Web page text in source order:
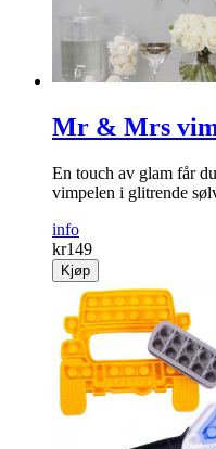
Mr & Mrs
En touch av glam får
vimpelen i glitrende
info
kr149
Kjøp